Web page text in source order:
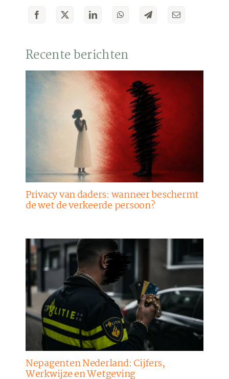
Recente berichten
Privacy van daders: wanneer beschermt
de wet de verkeerde persoon?
Nepagenten Nederland: Cijfers,
Werkwijze en Wetgeving